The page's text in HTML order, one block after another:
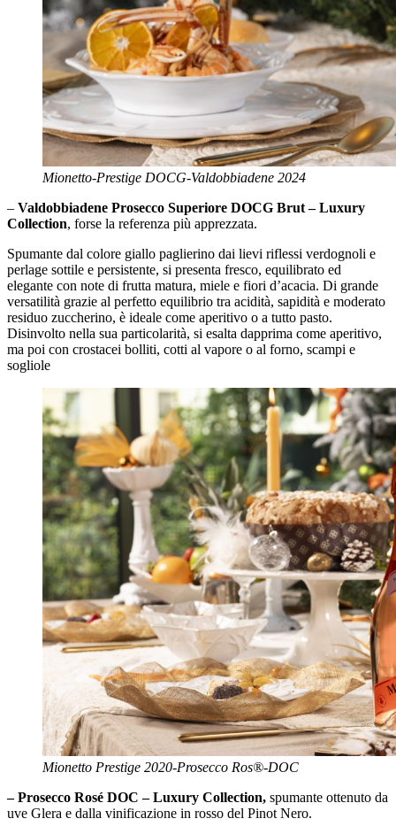
Mionetto-Prestige DOCG-Valdobbiadene 2024
– Valdobbiadene Prosecco Superiore DOCG Brut – Luxury
Collection, forse la referenza più apprezzata.
Spumante dal colore giallo paglierino dai lievi riflessi verdognoli e
perlage sottile e persistente, si presenta fresco, equilibrato ed
elegante con note di frutta matura, miele e fiori d’acacia. Di grande
versatilità grazie al perfetto equilibrio tra acidità, sapidità e moderato
residuo zuccherino, è ideale come aperitivo o a tutto pasto.
Disinvolto nella sua particolarità, si esalta dapprima come aperitivo,
ma poi con crostacei bolliti, cotti al vapore o al forno, scampi e
sogliole
Mionetto Prestige 2020-Prosecco Ros®-DOC
– Prosecco Rosé DOC – Luxury Collection, spumante ottenuto da
uve Glera e dalla vinificazione in rosso del Pinot Nero.